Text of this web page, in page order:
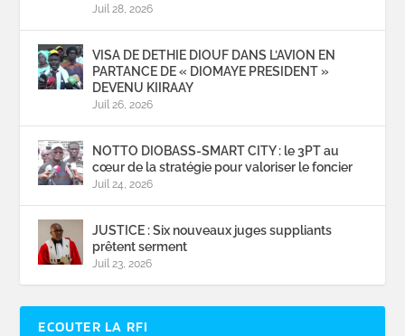
Juil 28, 2026
VISA DE DETHIE DIOUF DANS L’AVION EN
PARTANCE DE « DIOMAYE PRESIDENT »
DEVENU KIIRAAY
Juil 26, 2026
NOTTO DIOBASS-SMART CITY : le 3PT au
cœur de la stratégie pour valoriser le foncier
Juil 24, 2026
JUSTICE : Six nouveaux juges suppliants
prêtent serment
Juil 23, 2026
ECOUTER LA RFI